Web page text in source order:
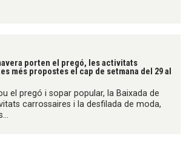
porten el pregó, les activitats
més propostes el cap de setmana del 29 al
el pregó i sopar popular, la Baixada de
carrossaires i la desfilada de moda,